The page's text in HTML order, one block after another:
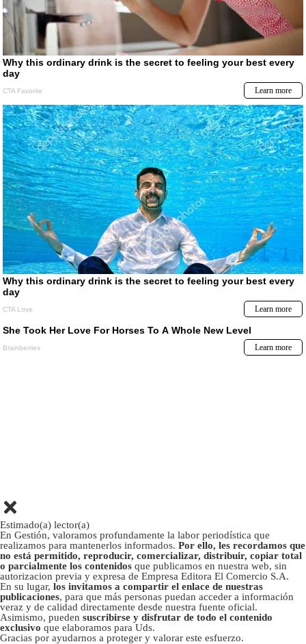
Estimado(a) lector(a)
En Gestión, valoramos profundamente la labor periodística que
realizamos para mantenerlos informados. Por ello, les recordamos que
no está permitido, reproducir, comercializar, distribuir, copiar total
o parcialmente los contenidos que publicamos en nuestra web, sin
autorizacion previa y expresa de Empresa Editora El Comercio S.A.
En su lugar, los invitamos a compartir el enlace de nuestras
publicaciones, para que más personas puedan acceder a información
veraz y de calidad directamente desde nuestra fuente oficial.
Asimismo, pueden suscribirse y disfrutar de todo el contenido
exclusivo que elaboramos para Uds.
Gracias por ayudarnos a proteger y valorar este esfuerzo.